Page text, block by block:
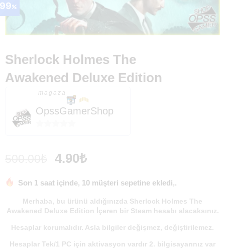
99
Sherlock Holmes The
Awakened Deluxe Edition
magaza
OpssGamerShop
4.90₺
Son 1 saat içinde, 10 müşteri sepetine ekledi,.
Merhaba, bu ürünü aldığınızda Sherlock Holmes The
Awakened Deluxe Edition İçeren bir Steam hesabı alacaksınız.
Hesaplar korumalıdır. Asla bilgiler değişmez, değiştirilemez.
Hesaplar Tek/1 PC için aktivasyon vardır 2. bilgisayarınız var